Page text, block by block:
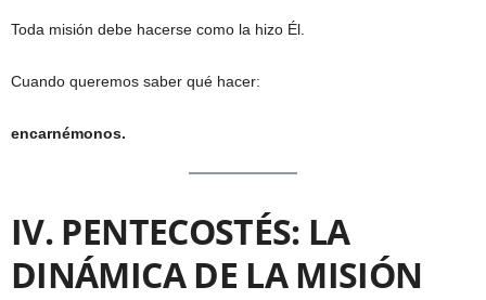
Toda misión debe hacerse como la hizo Él.
Cuando queremos saber qué hacer:
encarnémonos.
IV. PENTECOSTÉS: LA
DINÁMICA DE LA MISIÓN